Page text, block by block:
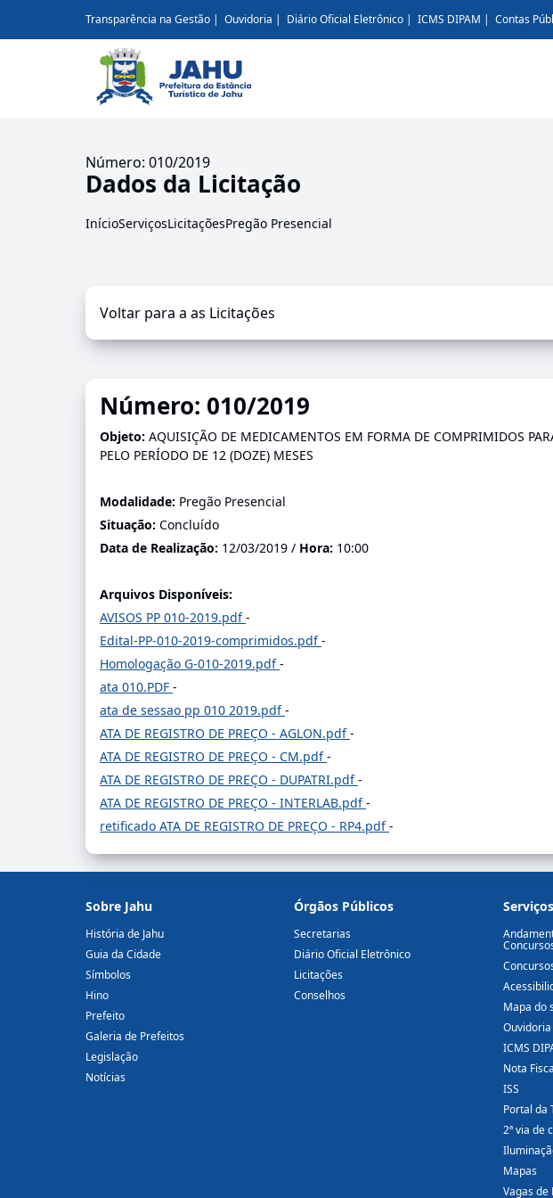
Transparência na Gestão Ouvidoria Diário Oficial Eletrônico ICMS DIPAM Contas
Número: 010/2019
Dados da Licitação
InícioServiçosLicitaçõesPregão Presencial
Voltar para a as Licitações
Número: 010/2019
Objeto: AQUISIÇÃO DE MEDICAMENTOS EM FORMA DE COMPRIMIDOS
PELO PERÍODO DE 12 (DOZE) MESES
Modalidade: Pregão Presencial
Situação: Concluído
Data de Realização: 12/03/2019 / Hora: 10:00
Arquivos Disponíveis:
AVISOS PP 010-2019.pdf-
Edital-PP-010-2019-comprimidos.pdf-
Homologação G-010-2019.pdf-
ata 010.PDF -
ata de sessao pp 010 2019.pdf-
ATA DE REGISTRO DE PREÇO - AGLON.pdf-
ATA DE REGISTRO DE PREÇO - CM.pdf-
ATA DE REGISTRO DE PREÇO - DUPATRI.pdf-
ATA DE REGISTRO DE PREÇO - INTERLAB.pdf-
retificado ATA DE REGISTRO DE PREÇO - RP4.pdf-
Sobre Jahu
História de Jahu
Guia da Cidade
Símbolos
Hino
Prefeito
Galeria de Prefeitos
Legislação
Notícias
Órgãos Públicos
Secretarias
Diário Oficial Eletrônico
Licitações
Conselhos
Serviços
Mapa do
Ouvidoria
ICMS
Nota
ISS
Portal da
2ª via de
Mapas
Vagas de